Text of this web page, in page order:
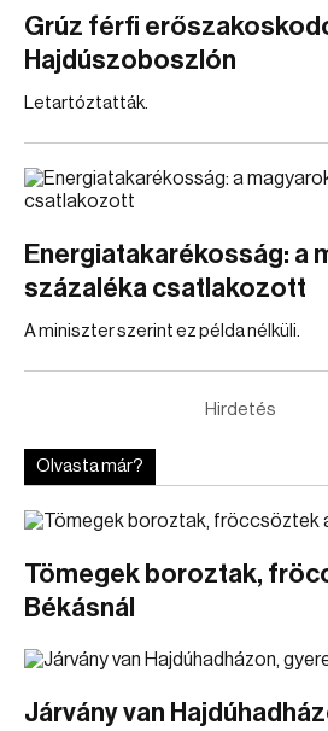
Grúz férfi
Hajdúszoboszlón
Letartóztatták.
Energiatakarékosság: a
százaléka csatlakozott
A miniszter szerint ez példa nélküli.
Hirdetés
Olvasta már?
Tömegek boroztak,
Békásnál
Járvány van